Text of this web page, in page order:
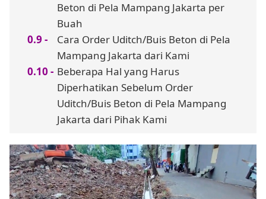
Beton di Pela Mampang Jakarta per
Buah
Cara Order Uditch/Buis Beton di Pela
Mampang Jakarta dari Kami
Beberapa Hal yang Harus
Diperhatikan Sebelum Order
Uditch/Buis Beton di Pela Mampang
Jakarta dari Pihak Kami